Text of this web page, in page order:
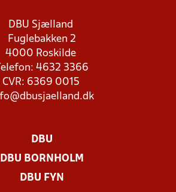
DBU Sjælland
Fuglebakken 2
4000 Roskilde
Telefon: 4632 3366
CVR: 6369 0015
DBU
DBU BORNHOLM
DBU FYN